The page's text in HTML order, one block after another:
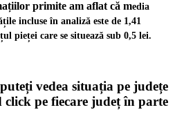
primite am aflat că media
incluse în analiză este de 1,41
pieței care se situează sub 0,5 lei.
vedea situația pe județe
click pe fiecare județ în parte